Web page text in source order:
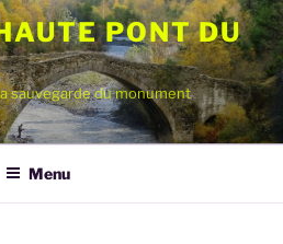
PONT DU
sauvegarde du monument
Menu